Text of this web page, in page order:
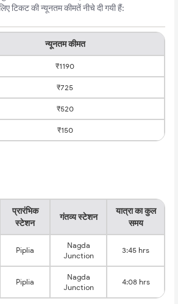
टिकट की न्यूनतम कीमतें नीचे दी गयी हैं:
न्यूनतम कीमत
₹1190
₹725
₹520
₹150
प्रारंभिक
स्टेशन
गंतव्य स्टेशन
यात्रा का कुल
समय
Piplia
Nagda
Junction
3:45 hrs
Piplia
Nagda
Junction
4:08 hrs